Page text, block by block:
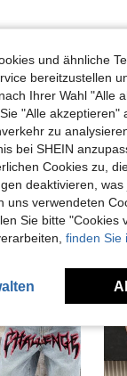
Ansehen
und ähnliche
bereitzustellen
Ihrer Wahl "Alle
"Alle
zu
bei SHEIN
Cookies zu,
deaktivieren,
uns verwendeten
Sie bitte
finden Sie